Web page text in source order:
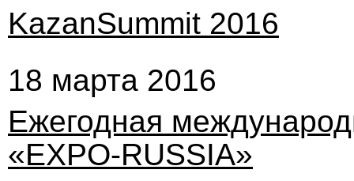
KazanSummit 2016
18 марта 2016
Ежегодная
«EXPO-RUSSIA»